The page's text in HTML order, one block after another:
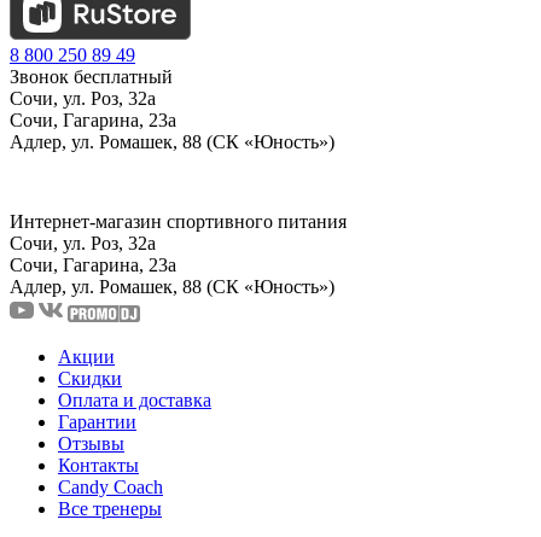
8 800 250 89 49
Звонок бесплатный
Сочи, ул. Роз, 32а
Сочи, Гагарина, 23а
Адлер, ул. Ромашек, 88 (СК «Юность»)
Интернет-магазин спортивного питания
Сочи, ул. Роз, 32а
Сочи, Гагарина, 23а
Адлер, ул. Ромашек, 88 (СК «Юность»)
Акции
Скидки
Оплата и доставка
Гарантии
Отзывы
Контакты
Candy Coach
Все тренеры